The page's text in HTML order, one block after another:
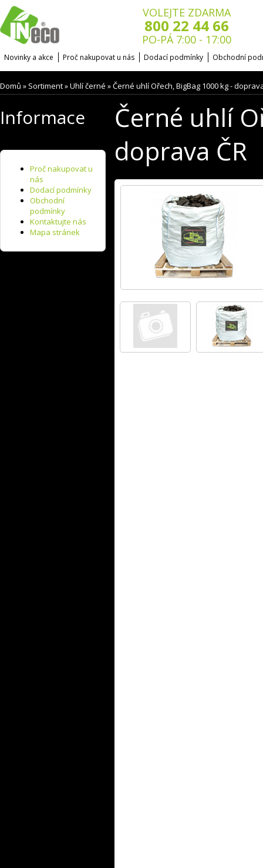
VOLEJTE ZDARMA
800 22 44 66
PO-PÁ 7:00 - 17:00
Novinky a akce Proč nakupovat u nás Dodací podmínky Obchodní
Domů » Sortiment»Uhlí černé »Černé uhlí Ořech, BigBag 1000 kg -
Informace
Proč nakupovat u
nás
Dodací podmínky
Obchodní
podmínky
Kontaktujte nás
Mapa stránek
Černé uhlí
doprava ČR